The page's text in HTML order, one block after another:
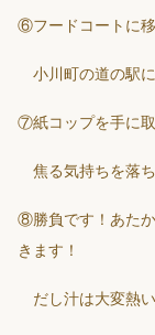
⑥フードコートに移
小川町の道の駅
⑦紙コップを手に
焦る気持ちを落
⑧勝負です！あた
きます！
だし汁は大変熱